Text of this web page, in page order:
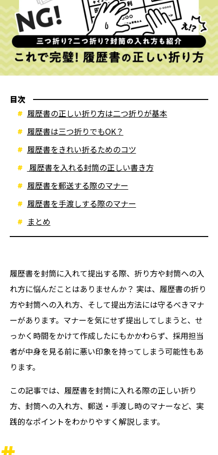
目次
履歴書の正しい折り方は二つ折りが基本
履歴書は三つ折りでもOK？
履歴書をきれい折るためのコツ
履歴書を入れる封筒の正しい書き方
履歴書を郵送する際のマナー
履歴書を手渡しする際のマナー
まとめ
履歴書を封筒に入れて提出する際、折り方や封筒への入
れ方に悩んだことはありませんか？ 実は、履歴書の折り
方や封筒への入れ方、そして提出方法には守るべきマナ
ーがあります。マナーを気にせず提出してしまうと、せ
っかく時間をかけて作成したにもかかわらず、採用担当
者が中身を見る前に悪い印象を持ってしまう可能性もあ
ります。
この記事では、履歴書を封筒に入れる際の正しい折り
方、封筒への入れ方、郵送・手渡し時のマナーなど、実
践的なポイントをわかりやすく解説します。